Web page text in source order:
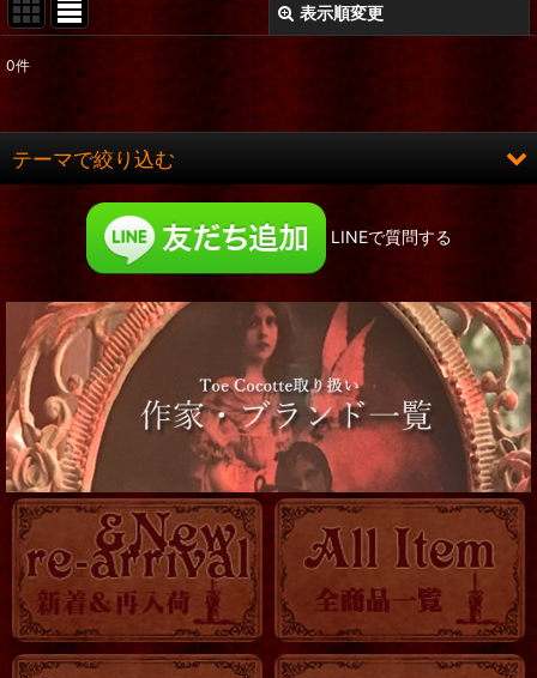
表示順変更
:
在庫あり
並び順:
絞り込む
0件
テーマで絞り込む
ロング&ヒット
コルセット
靴
服飾小物
帽子他
ロマ傘
OTHER
KITCHEN
LINEで質問する